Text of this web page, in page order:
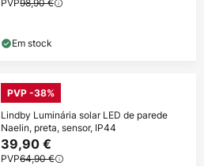
Em stock
PVP -38%
Lindby Luminária solar LED de parede
Naelin, preta, sensor, IP44
39,90 €
PVP64,90 €